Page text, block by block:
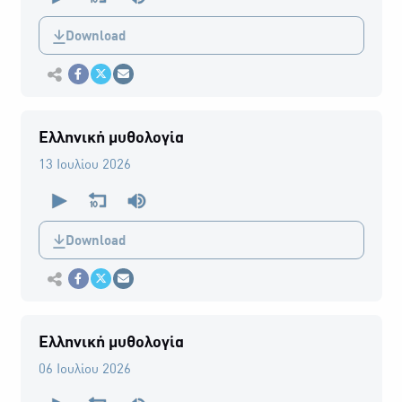
0
secondsDownload
Κοινοποίηση στο Facebook
Κοινοποίηση Twitter
Αποστολή με Email
Ελληνική μυθολογία
13 Ιουλίου 2026
seconds
0
secondsDownload
Κοινοποίηση στο Facebook
Κοινοποίηση Twitter
Αποστολή με Email
Ελληνική μυθολογία
06 Ιουλίου 2026